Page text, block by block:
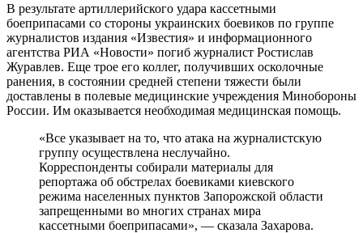
В результате артиллерийского удара кассетными
боеприпасами со стороны украинских боевиков по группе
журналистов издания «Известия» и информационного
агентства РИА «Новости» погиб журналист Ростислав
Журавлев. Еще трое его коллег, получивших осколочные
ранения, в состоянии средней степени тяжести были
доставлены в полевые медицинские учреждения Минобороны
России. Им оказывается необходимая медицинская помощь.
«Все указывает на то, что атака на журналистскую
группу осуществлена неслучайно.
Корреспонденты собирали материалы для
репортажа об обстрелах боевиками киевского
режима населенных пунктов Запорожской области
запрещенными во многих странах мира
кассетными боеприпасами», — сказала Захарова.